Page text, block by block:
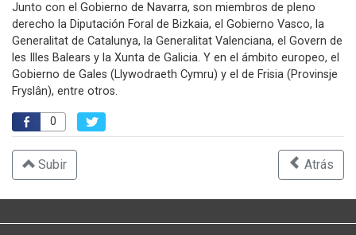
Junto con el Gobierno de Navarra, son miembros de pleno
derecho la Diputación Foral de Bizkaia, el Gobierno Vasco, la
Generalitat de Catalunya, la Generalitat Valenciana, el Govern de
les Illes Balears y la Xunta de Galicia. Y en el ámbito europeo, el
Gobierno de Gales (Llywodraeth Cymru) y el de Frisia (Provinsje
Fryslân), entre otros.
0
Atrás
Subir